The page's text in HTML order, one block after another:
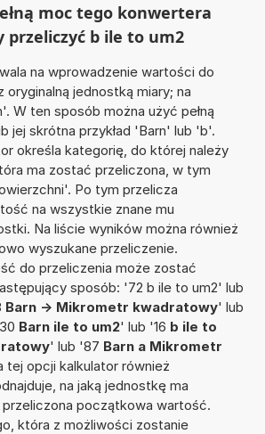
moc tego konwertera
przeliczyć b ile to um2
na wprowadzenie wartości do
oryginalną jednostką miary; na
W ten sposób można użyć pełną
jej skrótna przykład 'Barn' lub 'b'.
określa kategorię, do której należy
ma zostać przeliczona, w tym
Po tym przelicza
na wszystkie znane mu
Na liście wyników można również
wyszukane przeliczenie.
do przeliczenia może zostać
sposób: '72 b ile to um2' lub
Barn -> Mikrometr kwadratowy' lub
Barn ile to um2' lub '16 b ile to
' lub '87 Barn a Mikrometr
tej opcji kalkulator również
na jaką jednostkę ma
początkowa wartość.
która z możliwości zostanie